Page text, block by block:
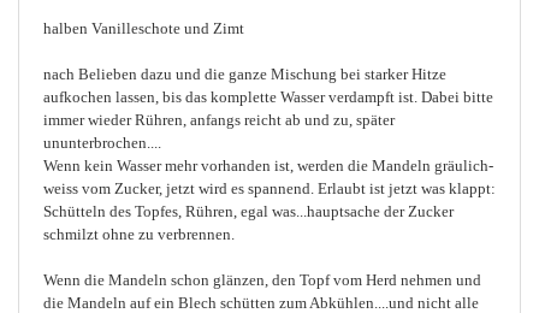
halben Vanilleschote und Zimt
nach Belieben dazu und die ganze Mischung bei starker Hitze
aufkochen lassen, bis das komplette Wasser verdampft ist. Dabei bitte
immer wieder Rühren, anfangs reicht ab und zu, später
ununterbrochen....
Wenn kein Wasser mehr vorhanden ist, werden die Mandeln gräulich-
weiss vom Zucker, jetzt wird es spannend. Erlaubt ist jetzt was klappt:
Schütteln des Topfes, Rühren, egal was...hauptsache der Zucker
schmilzt ohne zu verbrennen.
Wenn die Mandeln schon glänzen, den Topf vom Herd nehmen und
die Mandeln auf ein Blech schütten zum Abkühlen....und nicht alle